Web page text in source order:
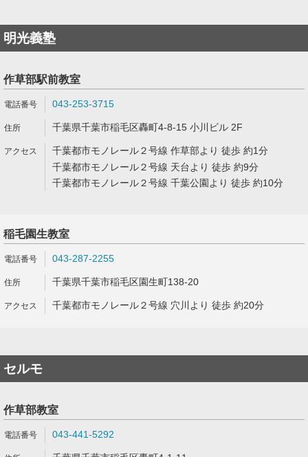
明光義塾
作草部駅前教室
043-253-3715
千葉県千葉市稲毛区轟町4-8-15 小川ビル 2F
千葉都市モノレール２号線 作草部より 徒歩 約1分
千葉都市モノレール２号線 天台より 徒歩 約9分
千葉都市モノレール２号線 千葉公園より 徒歩 約10分
稲毛園生教室
043-287-2255
千葉県千葉市稲毛区園生町138-20
千葉都市モノレール２号線 穴川より 徒歩 約20分
セルモ
作草部教室
043-441-5292